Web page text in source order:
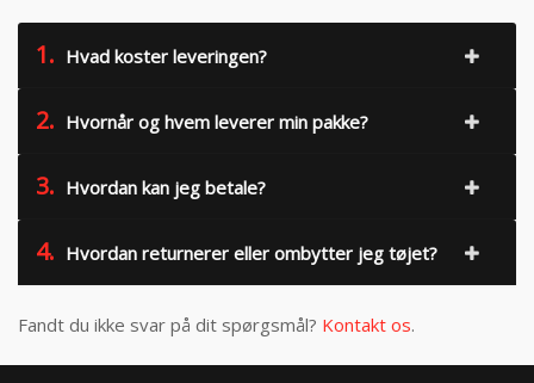
1. Hvad koster leveringen?
2. Hvornår og hvem leverer min pakke?
3. Hvordan kan jeg betale?
4. Hvordan returnerer eller ombytter jeg tøjet?
Fandt du ikke svar på dit spørgsmål? Kontakt os.